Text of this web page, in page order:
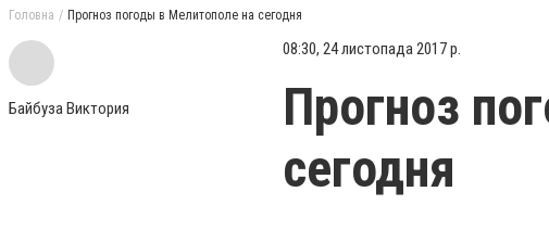
Головна Прогноз погоды в Мелитополе на сегодня
Байбуза Виктория
08:30, 24 листопада 2017 р.
Прогноз
сегодня